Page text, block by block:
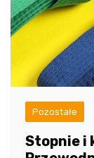
Pozostałe
Stopnie i